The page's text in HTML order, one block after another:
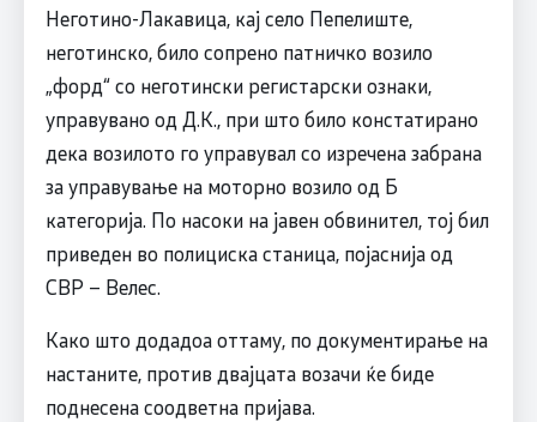
Неготино-Лакавица, кај село Пепелиште,
неготинско, било сопрено патничко возило
„форд“ со неготински регистарски ознаки,
управувано од Д.К., при што било констатирано
дека возилото го управувал со изречена забрана
за управување на моторно возило од Б
категорија. По насоки на јавен обвинител, тој бил
приведен во полициска станица, појаснија од
СВР – Велес.
Како што додадоа оттаму, по документирање на
настаните, против двајцата возачи ќе биде
поднесена соодветна пријава.